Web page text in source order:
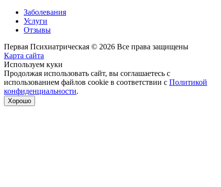
Заболевания
Услуги
Отзывы
Первая Психиатрическая © 2026 Все права защищены
Карта сайта
Используем куки
Продолжая использовать сайт, вы соглашаетесь с
использованием файлов cookie в соответствии с Политикой
конфиденциальности.
Хорошо